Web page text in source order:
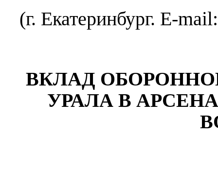
(г. Екатеринбург. E-
ВКЛАД
УРАЛА В